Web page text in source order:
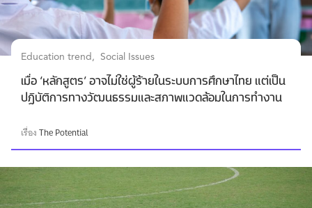
Education trend Social Issues
เมื่อ ‘หลักสูตร’ อาจไม่ใช่ผู้ร้ายในระบบการศึกษาไทย แต่เป็น
ปฏิบัติการทางวัฒนธรรมและสภาพแวดล้อมในการทำงาน
เรื่องThe Potential